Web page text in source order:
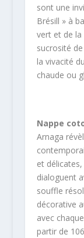
sont une
Brésill » à
vert et de la
sucrosité de
la vivacité
chaude ou
Nappe
Arnaga
et délicates,
dialoguent
souffle
décorative
avec
partir de